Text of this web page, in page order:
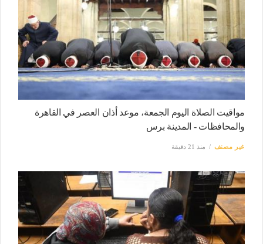
مواقيت الصلاة اليوم الجمعة، موعد أذان العصر في القاهرة
والمحافظات - المدينة برس
غير مصنف منذ 21 دقيقة